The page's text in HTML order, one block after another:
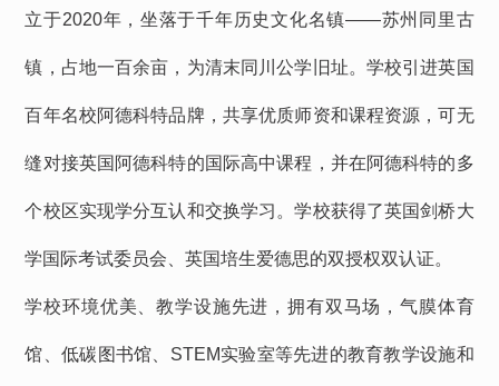
立于2020年，坐落于千年历史文化名镇——苏州同里古
镇，占地一百余亩，为清末同川公学旧址。学校引进英国
百年名校阿德科特品牌，共享优质师资和课程资源，可无
缝对接英国阿德科特的国际高中课程，并在阿德科特的多
个校区实现学分互认和交换学习。学校获得了英国剑桥大
学国际考试委员会、英国培生爱德思的双授权双认证。
学校环境优美、教学设施先进，拥有双马场，气膜体育
馆、低碳图书馆、STEM实验室等先进的教育教学设施和